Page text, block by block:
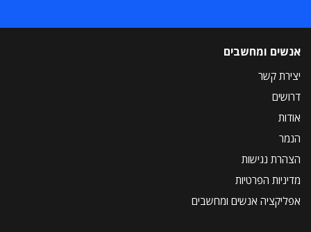
אנשים ומחשבים
יצירת קשר
דרושים
אודות
הנמר
הצהרת נגישות
מדיניות הפרטיות
אפליקציה אנשים ומחשבים